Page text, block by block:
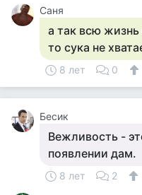
Саня
а так всю жизнь
то сука не
8 лет 0
Бесик
Вежливость -
появлении дам.
8 лет 2